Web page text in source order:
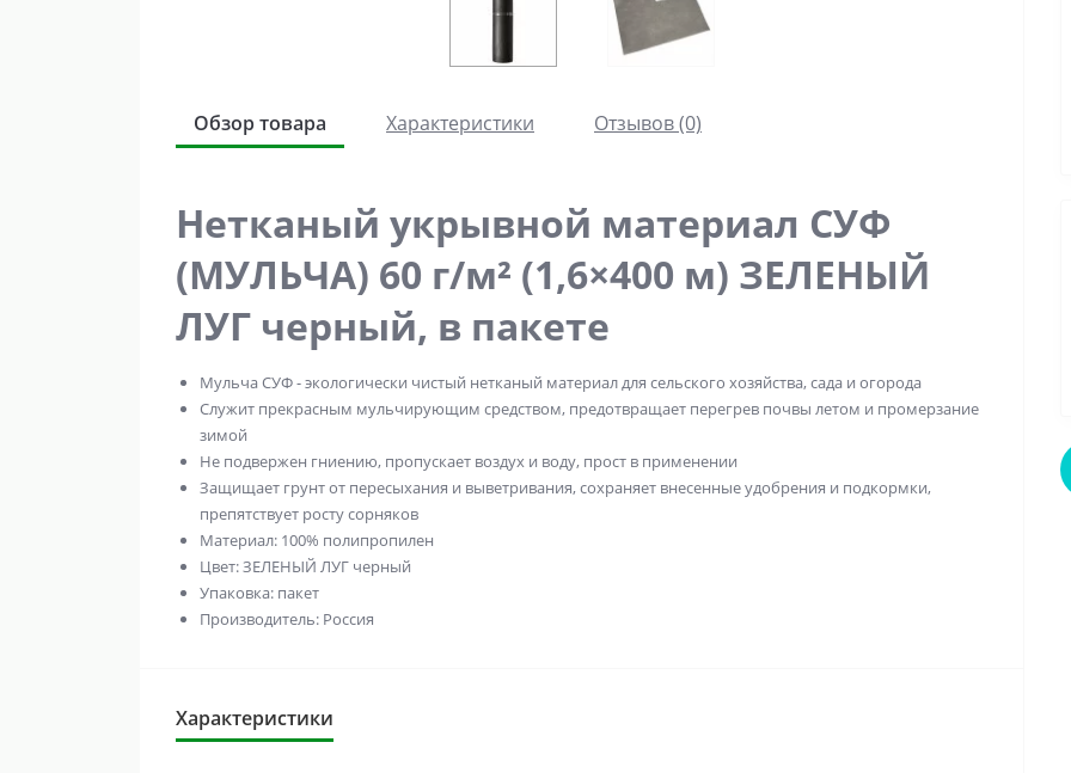
Обзор товара Характеристики Отзывов (0)
Нетканый укрывной материал СУФ
(МУЛЬЧА) 60 г/м² (1,6×400 м) ЗЕЛЕНЫЙ
ЛУГ черный, в пакете
Мульча СУФ - экологически чистый нетканый материал для сельского хозяйства, сада и огорода
Служит прекрасным мульчирующим средством, предотвращает перегрев почвы летом и промерзание
зимой
Не подвержен гниению, пропускает воздух и воду, прост в применении
Защищает грунт от пересыхания и выветривания, сохраняет внесенные удобрения и подкормки,
препятствует росту сорняков
Материал: 100% полипропилен
Цвет: ЗЕЛЕНЫЙ ЛУГ черный
Упаковка: пакет
Производитель: Россия
Характеристики